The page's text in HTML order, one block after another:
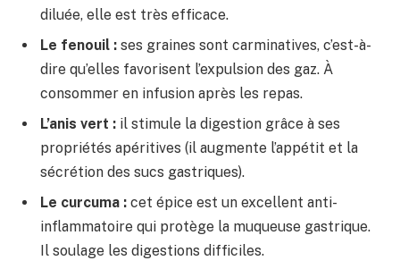
diluée, elle est très efficace.
Le fenouil : ses graines sont carminatives, c’est-à-
dire qu’elles favorisent l’expulsion des gaz. À
consommer en infusion après les repas.
L’anis vert : il stimule la digestion grâce à ses
propriétés apéritives (il augmente l’appétit et la
sécrétion des sucs gastriques).
Le curcuma : cet épice est un excellent anti-
inflammatoire qui protège la muqueuse gastrique.
Il soulage les digestions difficiles.